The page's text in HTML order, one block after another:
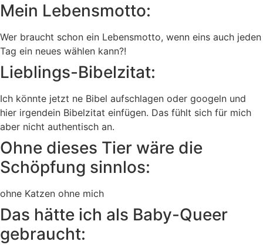
Mein Lebensmotto:
Wer braucht schon ein Lebensmotto, wenn eins auch jeden
Tag ein neues wählen kann?!
Lieblings-Bibelzitat:
Ich könnte jetzt ne Bibel aufschlagen oder googeln und
hier irgendein Bibelzitat einfügen. Das fühlt sich für mich
aber nicht authentisch an.
Ohne dieses Tier wäre die
Schöpfung sinnlos:
ohne Katzen ohne mich
Das hätte ich als Baby-Queer
gebraucht: